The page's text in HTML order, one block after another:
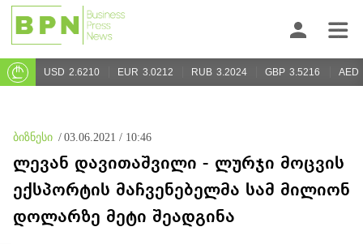
USD 2.6210 EUR 3.0212 RUB 3.2024 GBP 3.5216 AED
ბიზნესი / 03.06.2021 / 10:46
ლევან დავითაშვილი - ლურჯი მოცვის
ექსპორტის მაჩვენებელმა სამ მილიონ
დოლარზე მეტი შეადგინა